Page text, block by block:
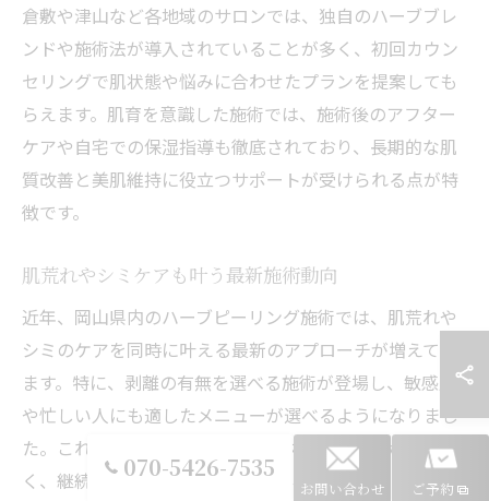
倉敷や津山など各地域のサロンでは、独自のハーブブレ
ンドや施術法が導入されていることが多く、初回カウン
セリングで肌状態や悩みに合わせたプランを提案しても
らえます。肌育を意識した施術では、施術後のアフター
ケアや自宅での保湿指導も徹底されており、長期的な肌
質改善と美肌維持に役立つサポートが受けられる点が特
徴です。
肌荒れやシミケアも叶う最新施術動向
近年、岡山県内のハーブピーリング施術では、肌荒れや
シミのケアを同時に叶える最新のアプローチが増えてい
ます。特に、剥離の有無を選べる施術が登場し、敏感肌
や忙しい人にも適したメニューが選べるようになりまし
た。これにより、従来のピーリングよりも刺激が少な
く、継続しやすい点が評価されています。
070-5426-7535
お問い合わせ ご予約